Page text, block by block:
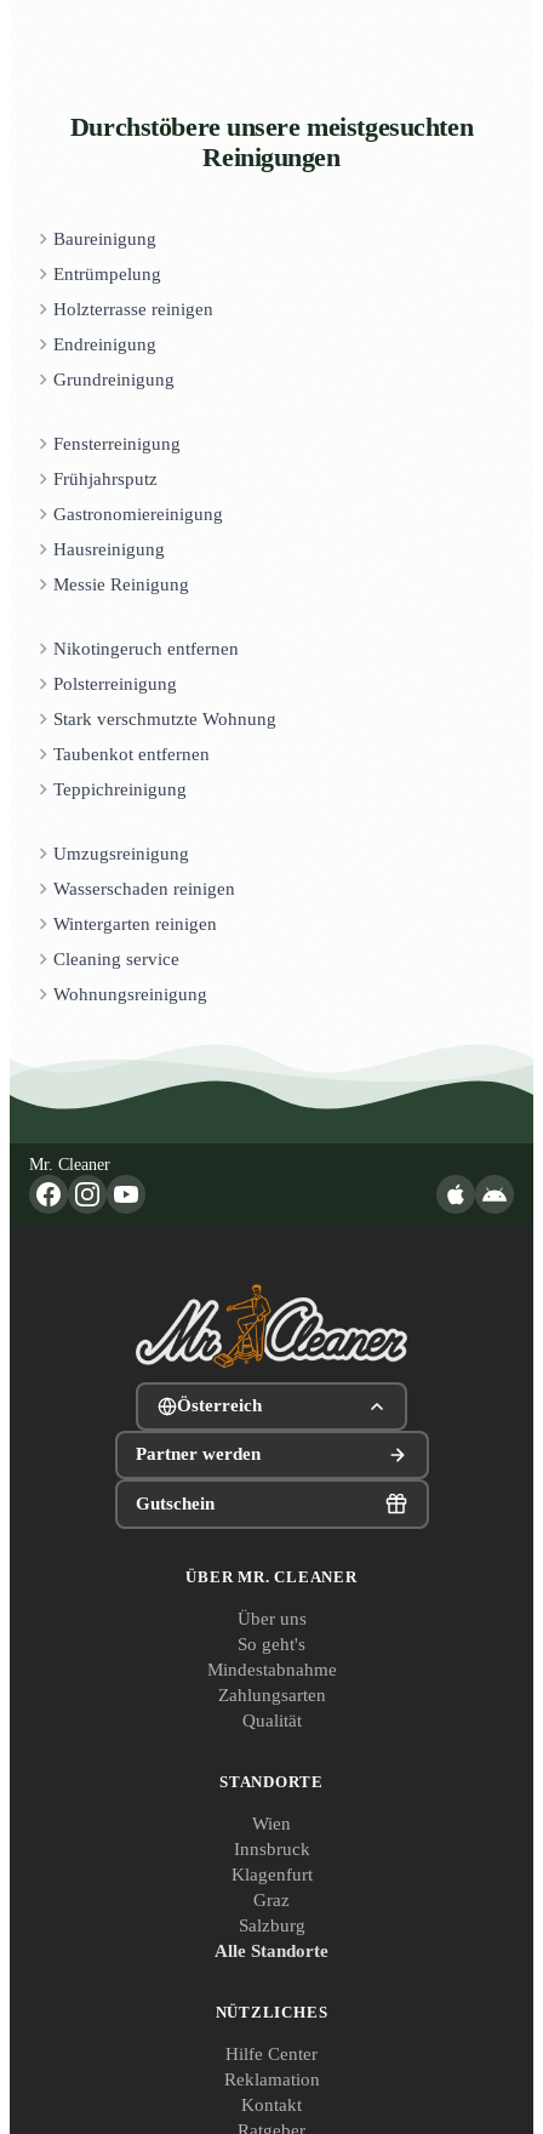
Durchstöbere unsere meistgesuchten
Reinigungen
Baureinigung
Entrümpelung
Holzterrasse reinigen
Endreinigung
Grundreinigung
Fensterreinigung
Frühjahrsputz
Gastronomiereinigung
Hausreinigung
Messie Reinigung
Nikotingeruch entfernen
Polsterreinigung
Stark verschmutzte Wohnung
Taubenkot entfernen
Teppichreinigung
Umzugsreinigung
Wasserschaden reinigen
Wintergarten reinigen
Cleaning service
Wohnungsreinigung
Mr. Cleaner
Österreich
Partner werden
Gutschein
ÜBER MR. CLEANER
Über uns
So geht's
Mindestabnahme
Zahlungsarten
Qualität
STANDORTE
Wien
Innsbruck
Klagenfurt
Graz
Salzburg
Alle Standorte
NÜTZLICHES
Hilfe Center
Reklamation
Kontakt
Ratgeber